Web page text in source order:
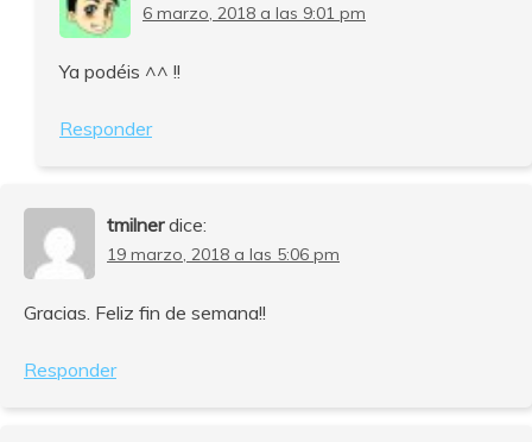
6 marzo, 2018 a las 9:01 pm
Ya podéis ^^ !!
Responder
tmilner dice:
19 marzo, 2018 a las 5:06 pm
Gracias. Feliz fin de semana!!
Responder